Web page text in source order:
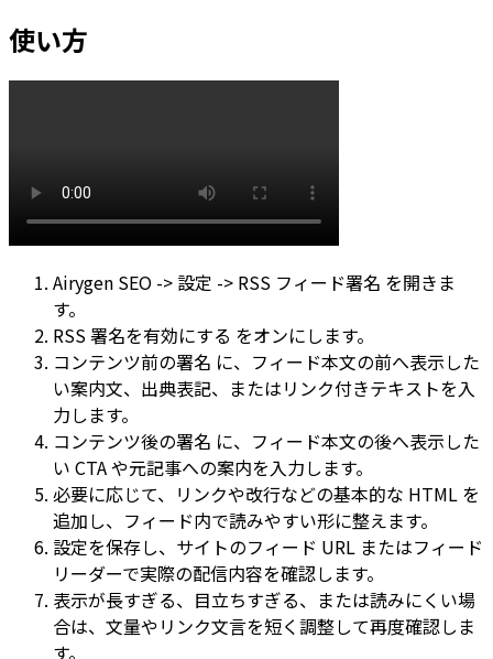
使い方
Airygen SEO -> 設定 -> RSS フィード署名 を開きま
す。
RSS 署名を有効にする をオンにします。
コンテンツ前の署名 に、フィード本文の前へ表示した
い案内文、出典表記、またはリンク付きテキストを入
力します。
コンテンツ後の署名 に、フィード本文の後へ表示した
い CTA や元記事への案内を入力します。
必要に応じて、リンクや改行などの基本的な HTML を
追加し、フィード内で読みやすい形に整えます。
設定を保存し、サイトのフィード URL またはフィード
リーダーで実際の配信内容を確認します。
表示が長すぎる、目立ちすぎる、または読みにくい場
合は、文量やリンク文言を短く調整して再度確認しま
す。